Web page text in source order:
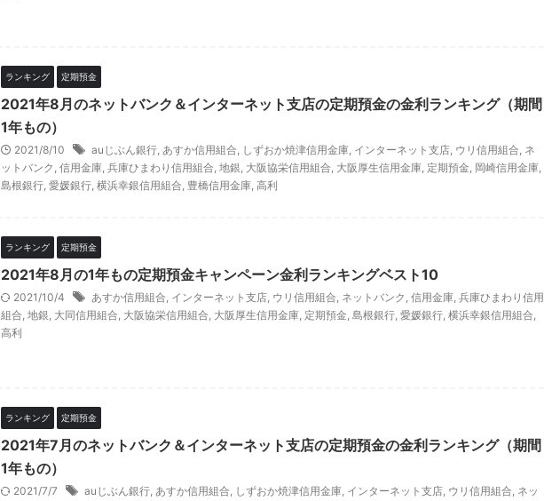
ランキング 定期預金
2021年8月のネットバンク＆インターネット支店の定期預金の金利ランキング（期間
1年もの）
2021/8/10 auじぶん銀行, あすか信用組合, しずおか焼津信用金庫, インターネット支店, ウリ信用組合, ネ
ットバンク , 信用金庫, 兵庫ひまわり信用組合, 地銀, 大阪協栄信用組合, 大阪厚生信用金庫, 定期預金, 岡崎信用金庫,
島根銀行, 愛媛銀行, 横浜幸銀信用組合, 豊橋信用金庫, 高利
ランキング 定期預金
2021年8月の1年もの定期預金キャンペーン金利ランキングベスト10
2021/10/4 あすか信用組合, インターネット支店, ウリ信用組合, ネットバンク , 信用金庫, 兵庫ひまわり信用
組合, 地銀, 大同信用組合, 大阪協栄信用組合, 大阪厚生信用金庫, 定期預金, 島根銀行, 愛媛銀行, 横浜幸銀信用組合,
高利
ランキング 定期預金
2021年7月のネットバンク＆インターネット支店の定期預金の金利ランキング（期間
1年もの）
2021/7/7 auじぶん銀行, あすか信用組合, しずおか焼津信用金庫, インターネット支店, ウリ信用組合, ネッ